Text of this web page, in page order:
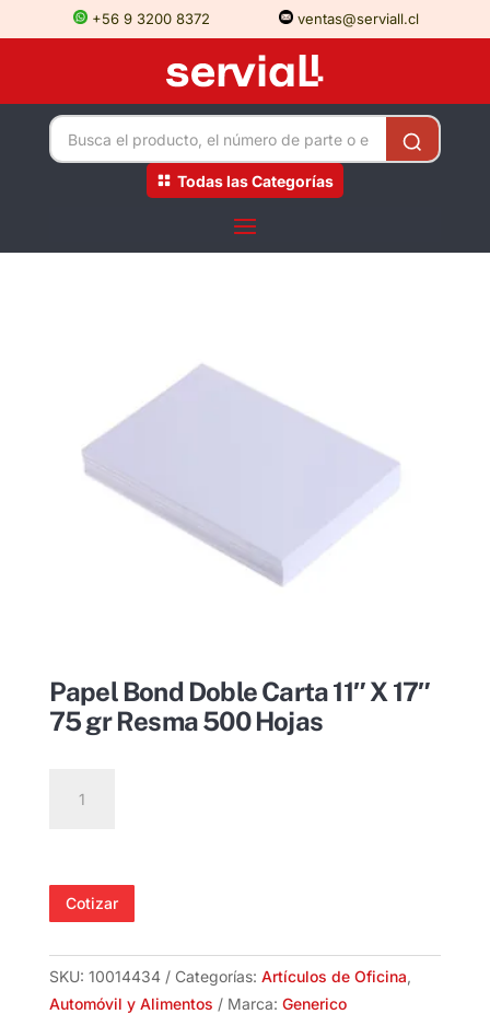
+56 9 3200 8372 ventas@serviall.cl
Todas las Categorías
Papel Bond Doble Carta 11″ X 17″
75 gr Resma 500 Hojas
Bond
11"
X
75
gr
Cotizar
SKU: 10014434 Categorías: Artículos de Oficina,
Automóvil y Alimentos
Marca: Generico